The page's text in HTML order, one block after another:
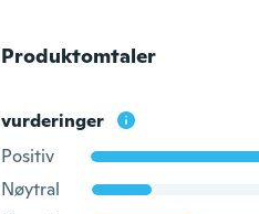
Produktomtaler
vurderinger
Positiv
Nøytral